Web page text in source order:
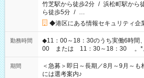
竹芝駅から徒歩2分 / 浜松町駅から
ら徒歩5分 / …
◆港区にある情報セキュリティ企
勤務時間
◆11：00～18：30のうち実働6時間
00 または 11：30～18：30 。*。ブランクOK！。*。 例え
ば前職が、 在宅/財団法人/事務/コー
スタッフ スイーツ販売/ホテルフロ
業界から入社して活躍されています♪
期間
＜急募＞即日～長期／8月～9月～も
には選考案内♪